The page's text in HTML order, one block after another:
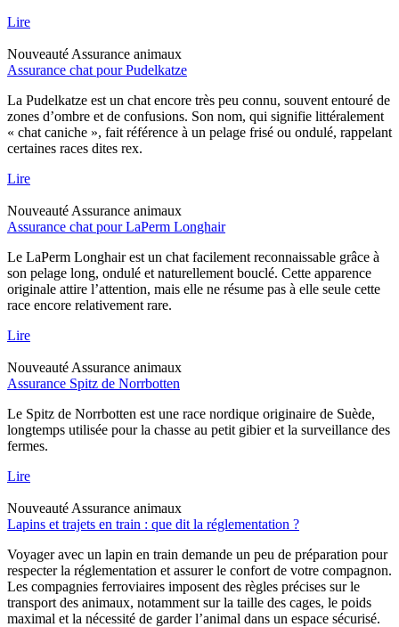
Lire
Nouveauté Assurance animaux
Assurance chat pour Pudelkatze
La Pudelkatze est un chat encore très peu connu, souvent entouré de
zones d’ombre et de confusions. Son nom, qui signifie littéralement
« chat caniche », fait référence à un pelage frisé ou ondulé, rappelant
certaines races dites rex.
Lire
Nouveauté Assurance animaux
Assurance chat pour LaPerm Longhair
Le LaPerm Longhair est un chat facilement reconnaissable grâce à
son pelage long, ondulé et naturellement bouclé. Cette apparence
originale attire l’attention, mais elle ne résume pas à elle seule cette
race encore relativement rare.
Lire
Nouveauté Assurance animaux
Assurance Spitz de Norrbotten
Le Spitz de Norrbotten est une race nordique originaire de Suède,
longtemps utilisée pour la chasse au petit gibier et la surveillance des
fermes.
Lire
Nouveauté Assurance animaux
Lapins et trajets en train : que dit la réglementation ?
Voyager avec un lapin en train demande un peu de préparation pour
respecter la réglementation et assurer le confort de votre compagnon.
Les compagnies ferroviaires imposent des règles précises sur le
transport des animaux, notamment sur la taille des cages, le poids
maximal et la nécessité de garder l’animal dans un espace sécurisé.